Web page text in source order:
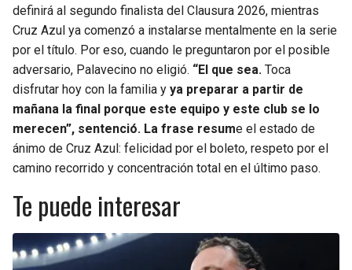
definirá al segundo finalista del Clausura 2026, mientras
Cruz Azul ya comenzó a instalarse mentalmente en la serie
por el título. Por eso, cuando le preguntaron por el posible
adversario, Palavecino no eligió. “El que sea. Toca
disfrutar hoy con la familia y ya preparar a partir de
mañana la final porque este equipo y este club se lo
merecen”, sentenció. La frase resume el estado de
ánimo de Cruz Azul: felicidad por el boleto, respeto por el
camino recorrido y concentración total en el último paso.
Te puede interesar